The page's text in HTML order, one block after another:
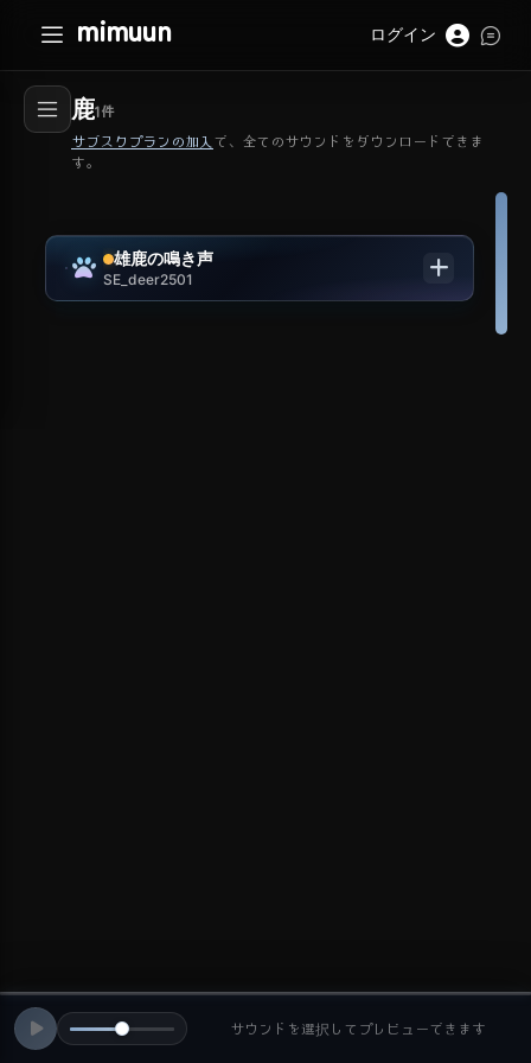
鹿1件
サブスクプランの加入 で、全てのサウンドをダウンロードできま
す。
雄鹿の鳴き声
SE_deer2501
サウンドを選択してプレビューできます
mimuun ログイン